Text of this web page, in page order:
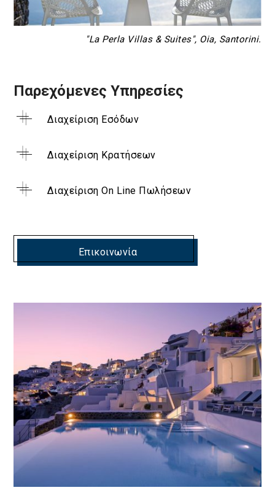
"La Perla Villas & Suites", Oia, Santorini.
Παρεχόμενες Υπηρεσίες
Διαχείριση Εσόδων
Διαχείριση Κρατήσεων
Διαχείριση On Line Πωλήσεων
Επικοινωνία